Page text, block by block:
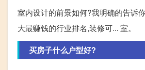
室内设计的前景如何?我明确的告诉
大最赚钱的行业排名,装修可... 室。
买房子什么户型好?